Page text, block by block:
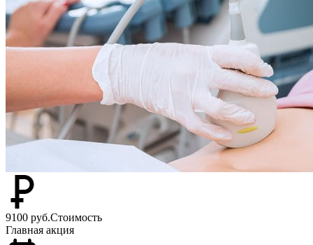
9100 руб.Стоимость
Главная акция